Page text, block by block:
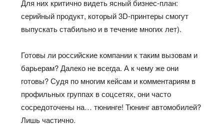
Для них критично видеть ясный бизнес-план:
серийный продукт, который 3D-принтеры смогут
выпускать стабильно и в течение многих лет).
Готовы ли российские компании к таким вызовам и
барьерам? Далеко не всегда. А к чему же они
готовы? Судя по многим кейсам и комментариям в
профильных группах в соцсетях, они часто
сосредоточены на… тюнинге! Тюнинг автомобилей?
Лишь частично.